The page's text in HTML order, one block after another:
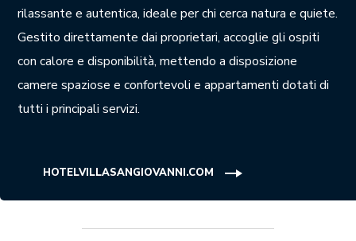
rilassante e autentica, ideale per chi cerca natura e quiete.
Gestito direttamente dai proprietari, accoglie gli ospiti
con calore e disponibilità, mettendo a disposizione
camere spaziose e confortevoli e appartamenti dotati di
tutti i principali servizi.
HOTELVILLASANGIOVANNI.COM